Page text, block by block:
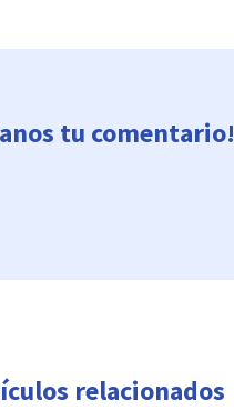
tu comentario!
relacionados